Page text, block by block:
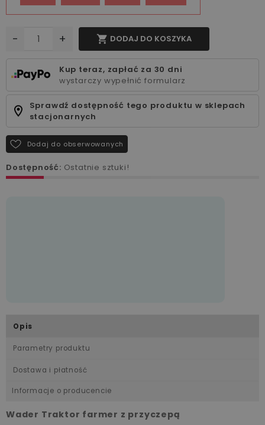
- +  DODAJ DO KOSZYKA
Kup teraz, zapłać za 30 dni
wystarczy wypełnić formularz
Sprawdź dostępność tego produktu w sklepach
stacjonarnych
Dodaj do obserwowanych
Dostępność: Ostatnie sztuki!
Opis
Parametry produktu
Dostawa i płatność
Informacje o producencie
Wader Traktor farmer z przyczepą